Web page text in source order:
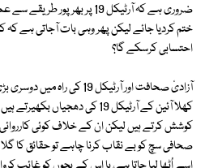
ضروری ہے کہ آرٹیکل 19 پر
ختم کردیا جائے لیکن پھر وہی بات آجاتی ہے کہ
احتسابی کرسکے گا؟
آزادیٔ صحافت اور آرٹیکل 19
کھلا آئین کے آرٹیکل 19 کی
کوشش کرتے ہیں لیکن ان کے خلاف کوئی
صحافی سچ کو بے نقاب کرنا چاہے تو حقائق کا